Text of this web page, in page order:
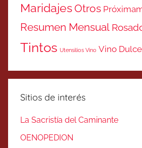
MaridajesOtros
Resumen Mensual
Tintos Utensilios Vino Vino Dulce
Sitios de interés
La Sacristía del Caminante
OENOPEDION